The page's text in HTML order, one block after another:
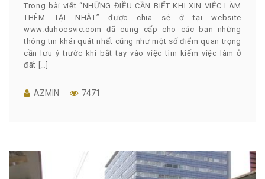
Trong bài viết “NHỮNG ĐIỀU CẦN BIẾT KHI XIN VIỆC LÀM
THÊM TẠI NHẬT” được chia sẻ ở tại website
www.duhocsvic.com đã cung cấp cho các bạn những
thông tin khái quát nhất cũng như một số điểm quan trọng
cần lưu ý trước khi bắt tay vào việc tìm kiếm việc làm ở
đất […]
AZMIN 7471